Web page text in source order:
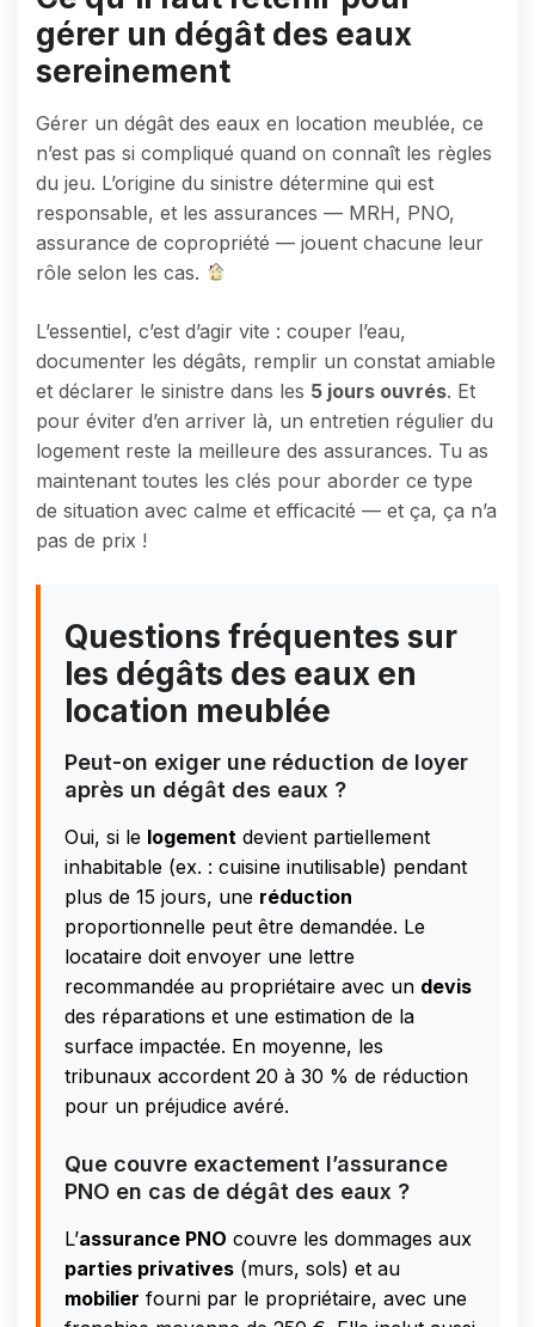
gérer un dégât des eaux
sereinement
Gérer un dégât des eaux en location meublée, ce
n’est pas si compliqué quand on connaît les règles
du jeu. L’origine du sinistre détermine qui est
responsable, et les assurances — MRH, PNO,
assurance de copropriété — jouent chacune leur
rôle selon les cas.
L’essentiel, c’est d’agir vite : couper l’eau,
documenter les dégâts, remplir un constat amiable
et déclarer le sinistre dans les 5 jours ouvrés. Et
pour éviter d’en arriver là, un entretien régulier du
logement reste la meilleure des assurances. Tu as
maintenant toutes les clés pour aborder ce type
de situation avec calme et efficacité — et ça, ça n’a
pas de prix !
Questions fréquentes sur
les dégâts des eaux en
location meublée
Peut-on exiger une réduction de loyer
après un dégât des eaux ?
Oui, si le logement devient partiellement
inhabitable (ex. : cuisine inutilisable) pendant
plus de 15 jours, une réduction
proportionnelle peut être demandée. Le
locataire doit envoyer une lettre
recommandée au propriétaire avec un devis
des réparations et une estimation de la
surface impactée. En moyenne, les
tribunaux accordent 20 à 30 % de réduction
pour un préjudice avéré.
Que couvre exactement l’assurance
PNO en cas de dégât des eaux ?
L’assurance PNO couvre les dommages aux
parties privatives (murs, sols) et au
mobilier fourni par le propriétaire, avec une